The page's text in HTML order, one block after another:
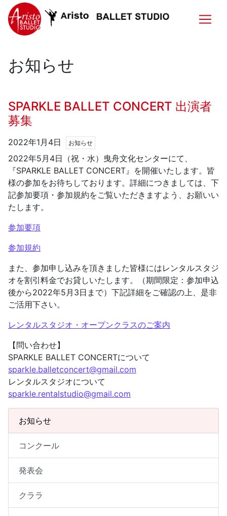
お知らせ
SPARKLE BALLET CONCERT 出演者
募集
2022年1月4日 お知らせ
2022年5月4日（祝・水）曳舟文化センターにて、
『SPARKLE BALLET CONCERT』を開催いたします。皆
様の参加をお待ちしております。詳細につきましては、下
記参加要項・参加規約をご覧いただきますよう、お願いい
たします。
参加要項
参加規約
また、参加申し込みを頂きました皆様にはレンタルスタジ
オを割引料金でお貸しいたします。（期間限定：参加申込
後から2022年5月3日まで）下記詳細をご確認の上、是非
ご活用下さい。
レンタルスタジオ・オープンクラスのご案内
【問い合わせ】
SPARKLE BALLET CONCERTについて
sparkle.balletconcert@gmail.com
レンタルスタジオについて
sparkle.rentalstudio@gmail.com
お知らせ
コンクール
発表会
クララ